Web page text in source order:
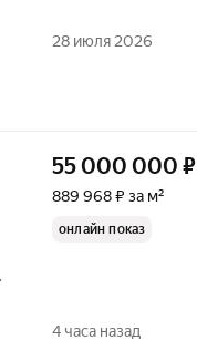
28 июля 2026
55 000 000 ₽
889 968 ₽ за м²
онлайн показ
4 часа назад